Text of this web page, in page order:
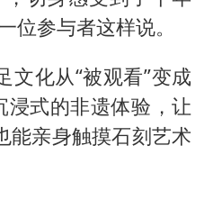
位参与者这样说。
文化从“被观看”变成
浸式的非遗体验，让
能亲身触摸石刻艺术